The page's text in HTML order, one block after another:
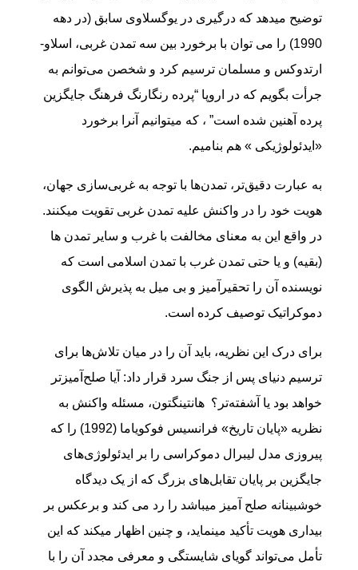
توضیح میدهد که درگیری در یوگسلاوی سابق (در دهه
1990) را می توان با برخورد بین سه تمدن غربی، اسلاو-
ارتدوکس و مسلمان ترسیم کرد و شخصن می‌توانم به
جرأت بگویم که در اروپا “پرده رنگارنگ فرهنگ جایگزین
پرده آهنین شده است” ، که میتوانیم آنرا برخورد
«ایدئولوژیکی » هم بنامیم.
به عبارت دقیق‌تر، تمدن‌ها با توجه به غربی‌سازی جهان،
هویت خود را در واکنش علیه تمدن غربی تقویت میکنند.
در واقع این به معنای مخالفت با غرب و سایر تمدن ها
(بقیه) و یا حتی تمدن غرب با تمدن اسلامی است که
نویسنده آن را تحقیرآمیز و بی میل به پذیرش الگوی
دموکراتیک توصیف کرده است.
برای درک این نظریه، باید آن را در میان تلاش‌ها برای
ترسیم دنیای پس از جنگ سرد قرار داد: آیا صلح‌آمیزتر
خواهد بود یا آشفته‌تر؟ هانتینگتون، مسئله واکنش به
نظریه «پایان تاریخ» فرانسیس فوکویاما (1992) را که
پیروزی مدل لیبرال دموکراسی را بر ایدئولوژی‌های
جایگزین بر پایان تقابل‌های بزرگ که از یک دیدگاه
خوشبینانه صلح آمیز میباشد را رد می کند و برعکس بر
بیداری هویت تأکید مینماید، و چنین اظهار میکند که این
تأمل می‌تواند گویای شایستگی و معرفی مجدد آن را با